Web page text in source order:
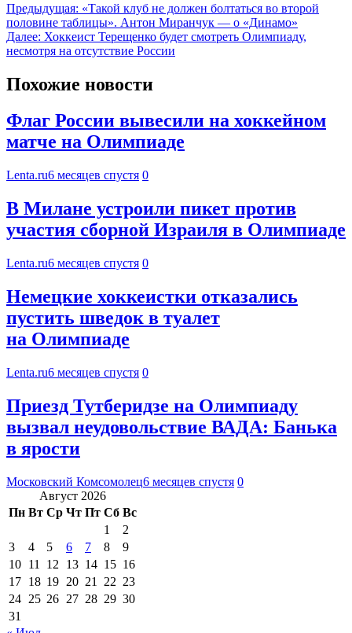
Предыдущая: «Такой клуб не должен болтаться во второй
половине таблицы». Антон Миранчук — о «Динамо»
Далее: Хоккеист Терещенко будет смотреть Олимпиаду,
несмотря на отсутствие России
Похожие новости
Флаг России вывесили на хоккейном
матче на Олимпиаде
Lenta.ru6 месяцев спустя 0
В Милане устроили пикет против
участия сборной Израиля в Олимпиаде
Lenta.ru6 месяцев спустя 0
Немецкие хоккеистки отказались
пустить шведок в туалет
на Олимпиаде
Lenta.ru6 месяцев спустя 0
Приезд Тутберидзе на Олимпиаду
вызвал неудовольствие ВАДА: Банька
в ярости
Московский Комсомолец6 месяцев спустя 0
Август 2026
Пн Вт Ср Чт Пт Сб Вс
1
2
3
4 5 6 7 8
9
10 11 12 13 14 15 16
17 18 19 20 21 22 23
24 25 26 27 28 29 30
31